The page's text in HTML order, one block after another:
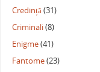
Credință(31)
Criminali(8)
Enigme(41)
Fantome(23)